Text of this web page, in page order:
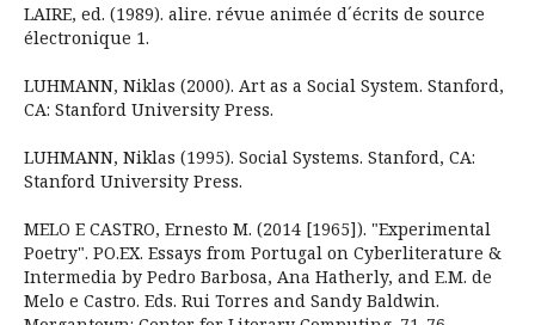
LAIRE, ed. (1989). alire. révue animée d´écrits de source
électronique 1.
LUHMANN, Niklas (2000). Art as a Social System. Stanford,
CA: Stanford University Press.
LUHMANN, Niklas (1995). Social Systems. Stanford, CA:
Stanford University Press.
MELO E CASTRO, Ernesto M. (2014 [1965]). "Experimental
Poetry". PO.EX. Essays from Portugal on Cyberliterature &
Intermedia by Pedro Barbosa, Ana Hatherly, and E.M. de
Melo e Castro. Eds. Rui Torres and Sandy Baldwin.